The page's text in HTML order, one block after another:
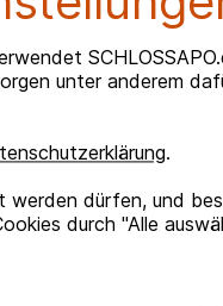
unter anderem
.
dürfen, und
durch "Alle
Stärkung der